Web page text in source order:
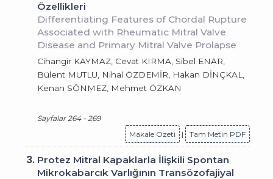
Özellikleri
Differentiating Features of Chordal Rupture
Associated with Rheumatic Mitral Valve
Disease and Primary Mitral Valve Prolapse
Cihangir KAYMAZ, Cevat KIRMA, Sibel ENAR,
Bülent MUTLU, Nihal ÖZDEMİR, Hakan DİNÇKAL,
Kenan SÖNMEZ, Mehmet ÖZKAN
Sayfalar 264 - 269
Makale Özeti
| Tam Metin PDF
3. Protez Mitral Kapaklarla İlişkili Spontan
Mikrokabarcık Varlığının Transözofajiyal